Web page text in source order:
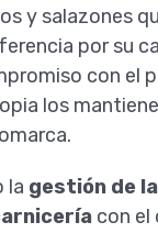
y salazones
por su
con el
los
la gestión de
con el